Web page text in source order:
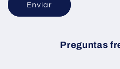
Enviar
Preguntas